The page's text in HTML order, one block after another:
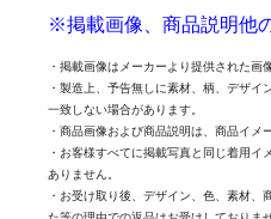
※掲載画像、商品説明他
・掲載画像はメーカーより提供された画
・製造上、予告無しに素材、柄、デザイ
一致しない場合があります。
・商品画像および商品説明は、商品イメ
・お客様すべてに掲載写真と同じ着用
ありません。
・お受け取り後、デザイン、色、素材